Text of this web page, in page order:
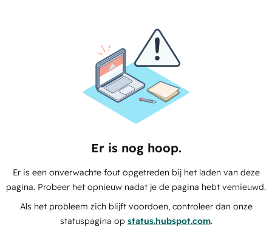
Er is nog hoop.
Er is een onverwachte fout opgetreden bij het laden van deze
pagina. Probeer het opnieuw nadat je de pagina hebt vernieuwd.
Als het probleem zich blijft voordoen, controleer dan onze
statuspagina op status.hubspot.com.